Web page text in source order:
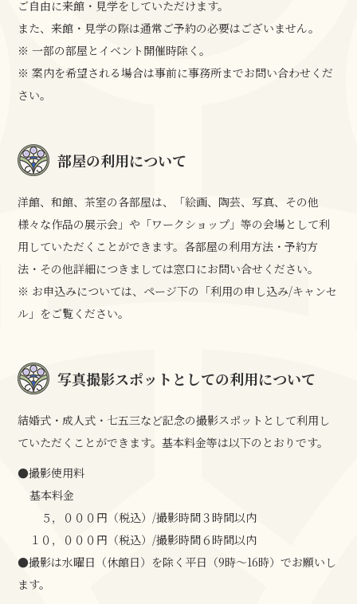
ご自由に来館・見学をしていただけます。
また、来館・見学の際は通常ご予約の必要はございません。
※ 一部の部屋とイベント開催時除く。
※ 案内を希望される場合は事前に事務所までお問い合わせくだ
さい。
部屋の利用について
洋館、和館、茶室の各部屋は、「絵画、陶芸、写真、その他
様々な作品の展示会」や「ワークショップ」等の会場として利
用していただくことができます。各部屋の利用方法・予約方
法・その他詳細につきましては窓口にお問い合せください。
※ お申込みについては、ページ下の「利用の申し込み/キャンセ
ル」をご覧ください。
写真撮影スポットとしての利用について
結婚式・成人式・七五三など記念の撮影スポットとして利用し
ていただくことができます。基本料金等は以下のとおりです。
●撮影使用料
基本料金
５，０００円（税込）/撮影時間３時間以内
１０，０００円（税込）/撮影時間６時間以内
●撮影は水曜日（休館日）を除く平日（9時～16時）でお願いし
ます。